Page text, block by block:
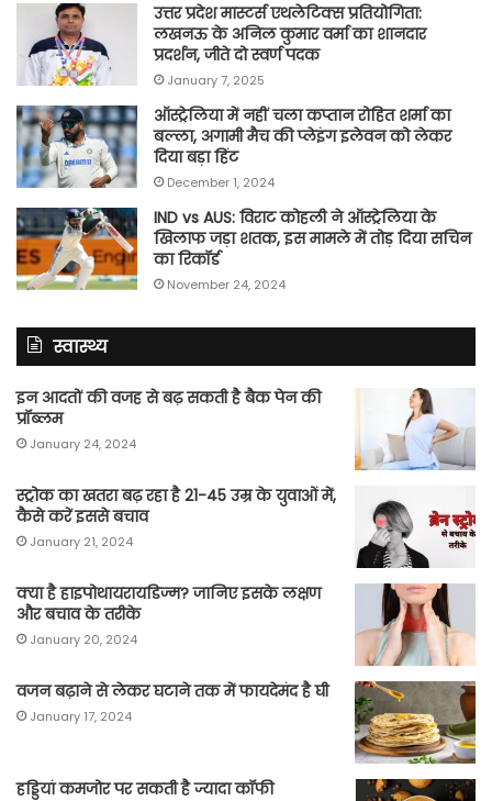
उत्तर प्रदेश मास्टर्स एथलेटिक्स प्रतियोगिता:
लखनऊ के अनिल कुमार वर्मा का शानदार
प्रदर्शन, जीते दो स्वर्ण पदक
January 7, 2025
ऑस्ट्रेलिया में नहीं चला कप्तान रोहित शर्मा का
बल्ला, अगामी मैच की प्लेइंग इलेवन को लेकर
दिया बड़ा हिंट
December 1, 2024
IND vs AUS: विराट कोहली ने ऑस्ट्रेलिया के
खिलाफ जड़ा शतक, इस मामले में तोड़ दिया सचिन
का रिकॉर्ड
November 24, 2024
स्वास्थ्य
इन आदतों की वजह से बढ़ सकती है बैक पेन की
प्रॉब्लम
January 24, 2024
स्ट्रोक का खतरा बढ़ रहा है 21-45 उम्र के युवाओं में,
कैसे करें इससे बचाव
January 21, 2024
क्या है हाइपोथायरायडिज्म? जानिए इसके लक्षण
और बचाव के तरीके
January 20, 2024
वजन बढ़ाने से लेकर घटाने तक में फायदेमंद है घी
January 17, 2024
हड्डियां कमजोर पर सकती है ज्यादा कॉफी